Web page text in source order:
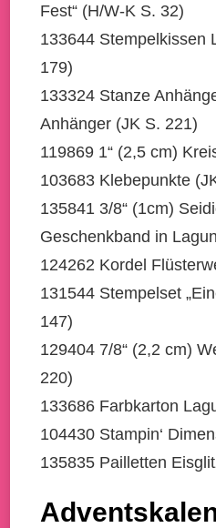
Fest“ (H/W-K S. 32)
133644 Stempelkissen
179)
133324 Stanze
Anhänger (JK S. 221)
119869 1“ (2,5 cm)
103683 Klebepunkte
135841 3/8“ (1cm)
Geschenkband in
124262 Kordel
131544 Stempelset
147)
129404 7/8“ (2,2 cm)
220)
133686 Farbkarton
104430 Stampin‘
135835 Pailletten